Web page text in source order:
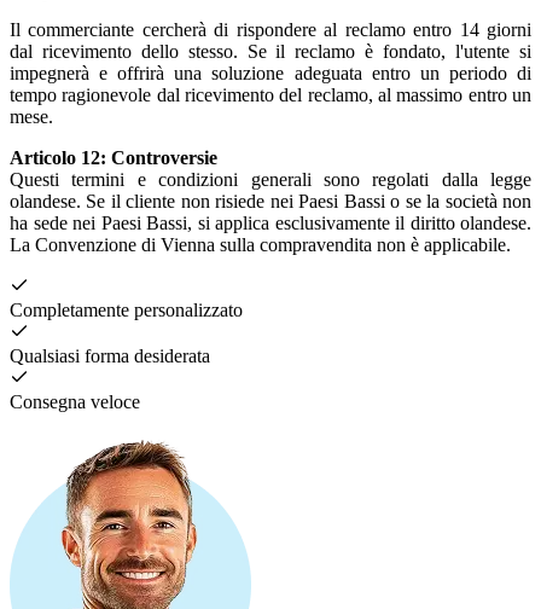
Il commerciante cercherà di rispondere al reclamo entro 14 giorni
dal ricevimento dello stesso. Se il reclamo è fondato, l'utente si
impegnerà e offrirà una soluzione adeguata entro un periodo di
tempo ragionevole dal ricevimento del reclamo, al massimo entro un
mese.
Articolo 12: Controversie
Questi termini e condizioni generali sono regolati dalla legge
olandese. Se il cliente non risiede nei Paesi Bassi o se la società non
ha sede nei Paesi Bassi, si applica esclusivamente il diritto olandese.
La Convenzione di Vienna sulla compravendita non è applicabile.
Completamente personalizzato
Qualsiasi forma desiderata
Consegna veloce